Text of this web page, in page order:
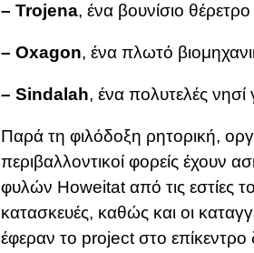
– Trojena, ένα βουνίσιο
– Oxagon, ένα πλωτό
– Sindalah, ένα πολυτελές
Παρά τη φιλόδοξη ρητορική,
περιβαλλοντικοί φορείς έχουν
φυλών Howeitat από τις εστίες
κατασκευές, καθώς και οι
έφεραν το project στο επίκεντρο